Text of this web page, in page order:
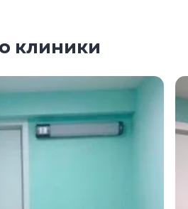
клиники